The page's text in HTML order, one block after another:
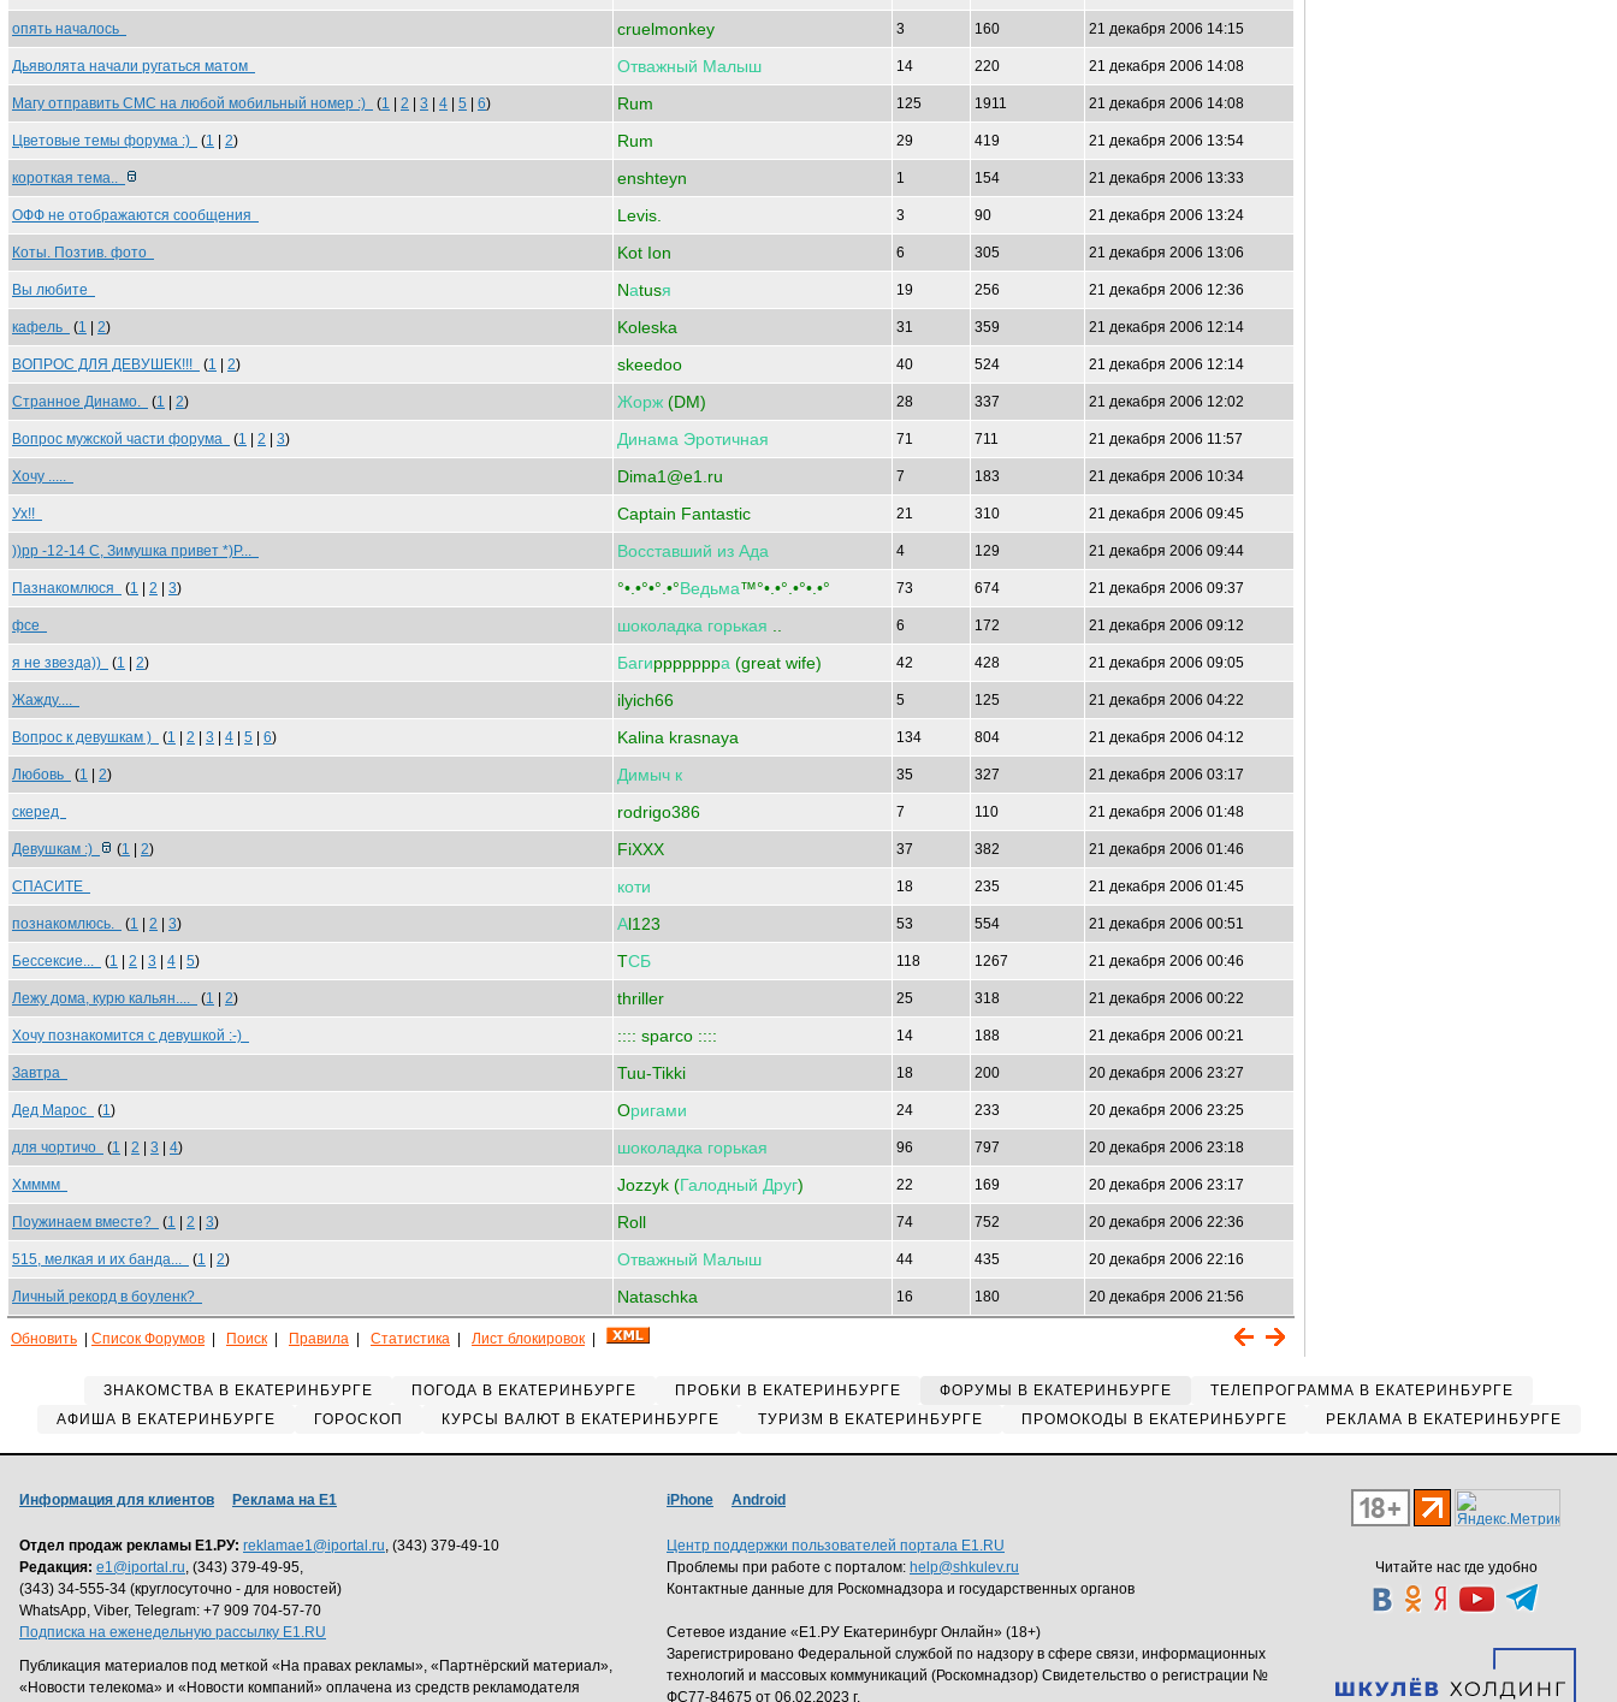
опять началось cruelmonkey 3 160 21 декабря 2006 14:15
Дьяволята начали ругаться матом Отважный Малыш 14 220 21 декабря 2006 14:08
Магу отправить СМС на любой мобильный номер :) (1 2 3 4 5 6) Rum 125 1911 21 декабря 2006 14:08
Цветовые темы форума :) (1 2) Rum 29 419 21 декабря 2006 13:54
короткая тема.. enshteyn 1 154 21 декабря 2006 13:33
ОФФ не отображаются сообщения Levis. 3 90 21 декабря 2006 13:24
Коты. Позтив. фото Kot Ion 6 305 21 декабря 2006 13:06
Вы любите Nаtusя 19 256 21 декабря 2006 12:36
кафель (1 2) Koleska 31 359 21 декабря 2006 12:14
ВОПРОС ДЛЯ ДЕВУШЕК!!! (1 2) skeedoo 40 524 21 декабря 2006 12:14
Странное Динамо. (1 2) Жорж (DM) 28 337 21 декабря 2006 12:02
Вопрос мужской части форума (1 2 3) Динама Эротичная 71 711 21 декабря 2006 11:57
Хочу ..... Dima1@e1.ru 7 183 21 декабря 2006 10:34
Ух!! Captain Fantastic 21 310 21 декабря 2006 09:45
))рр -12-14 С, Зимушка привет *)Р... Восставший из Ада 4 129 21 декабря 2006 09:44
Пазнакомлюся (1 2 3) °•.•°•°.•°Ведьма™°•.•°.•°•.•° 73 674 21 декабря 2006 09:37
фсе шоколадка горькая 6 172 21 декабря 2006 09:12
я не звезда)) (1 2) Багиpppppppа (great wife) 42 428 21 декабря 2006 09:05
Жажду.... ilyich66 5 125 21 декабря 2006 04:22
Вопрос к девушкам ) (1 2 3 4 5 6) Kalina krasnaya 134 804 21 декабря 2006 04:12
Любовь (1 2) Димыч к 35 327 21 декабря 2006 03:17
скеред rodrigo386 7 110 21 декабря 2006 01:48
Девушкам :) (1 2) FiXXX 37 382 21 декабря 2006 01:46
СПАСИТЕ коти 18 235 21 декабря 2006 01:45
познакомлюсь. (1 2 3) Аl123 53 554 21 декабря 2006 00:51
Бессексие... (1 2 3 4 5) TСБ 118 1267 21 декабря 2006 00:46
Лежу дома, курю кальян.... (1 2) thriller 25 318 21 декабря 2006 00:22
Хочу познакомится с девушкой :-) :::: sparco :::: 14 188 21 декабря 2006 00:21
Завтра Tuu-Tikki 18 200 20 декабря 2006 23:27
Дед Марос (1) Oригами 24 233 20 декабря 2006 23:25
для чортичо (1 2 3 4) шоколадка горькая 96 797 20 декабря 2006 23:18
Хмммм Jozzyk (Галодный Друг) 22 169 20 декабря 2006 23:17
Поужинаем вместе? (1 2 3) Roll 74 752 20 декабря 2006 22:36
515, мелкая и их банда... (1 2) Отважный Малыш 44 435 20 декабря 2006 22:16
Личный рекорд в боуленк? Nataschka 16 180 20 декабря 2006 21:56
Обновить Список Форумов Поиск Правила Статистика Лист блокировок
ЗНАКОМСТВА В ЕКАТЕРИНБУРГЕ ПОГОДА В ЕКАТЕРИНБУРГЕ ПРОБКИ В ЕКАТЕРИНБУРГЕ ФОРУМЫ В ЕКАТЕРИНБУРГЕ
ТЕЛЕПРОГРАММА В ЕКАТЕРИНБУРГЕ
АФИША В ЕКАТЕРИНБУРГЕ
ГОРОСКОП КУРСЫ ВАЛЮТ В ЕКАТЕРИНБУРГЕ ТУРИЗМ В ЕКАТЕРИНБУРГЕ ПРОМОКОДЫ В ЕКАТЕРИНБУРГЕ РЕКЛАМА В ЕКАТЕРИНБУРГЕ
Читайте нас где удобно
Информация для клиентов Реклама на Е1
Отдел продаж рекламы Е1.РУ: reklamae1@iportal.ru, (343) 379-49-10
Редакция: e1@iportal.ru, (343) 379-49-95,
(343) 34-555-34 (круглосуточно - для новостей)
WhatsApp, Viber, Telegram: +7 909 704-57-70
Подписка на еженедельную рассылку E1.RU
Публикация материалов под меткой «На правах рекламы», «Партнёрский материал»,
«Новости телекома» и «Новости компаний» оплачена из средств рекламодателя
iPhone Android
Центр поддержки пользователей портала E1.RU
Проблемы при работе с порталом: help@shkulev.ru
Контактные данные для Роскомнадзора и государственных органов
Сетевое издание «Е1.РУ Екатеринбург Онлайн» (18+)
Зарегистрировано Федеральной службой по надзору в сфере связи, информационных
технологий и массовых коммуникаций (Роскомнадзор) Свидетельство о регистрации №
ФС77-84675 от 06.02.2023 г.